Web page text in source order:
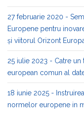
27 februarie 2020 -
Europene pentru
și viitorul Orizont
25 iulie 2023 - Catre un
european comun al
18 iunie 2025 -
normelor europene in